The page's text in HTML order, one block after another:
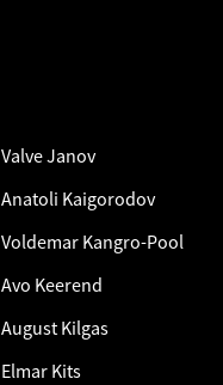
Valve Janov
Anatoli Kaigorodov
Voldemar Kangro-Pool
Avo Keerend
August Kilgas
Elmar Kits